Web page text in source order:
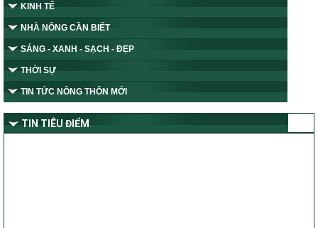
KINH TẾ
NHÀ NÔNG CẦN BIẾT
SÁNG - XANH - SẠCH - ĐẸP
THỜI SỰ
TIN TỨC NÔNG THÔN MỚI
TIN TIÊU ĐIỂM